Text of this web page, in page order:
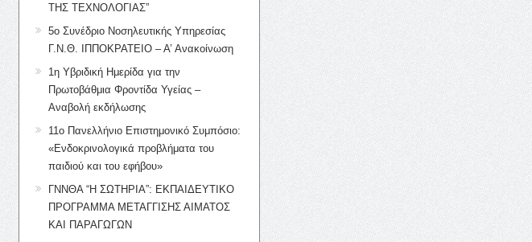
ΤΗΣ ΤΕΧΝΟΛΟΓΙΑΣ”
5ο Συνέδριο Νοσηλευτικής Υπηρεσίας
Γ.Ν.Θ. ΙΠΠΟΚΡΑΤΕΙΟ – Α’ Ανακοίνωση
1η Υβριδική Ημερίδα για την
Πρωτοβάθμια Φροντίδα Υγείας –
Αναβολή εκδήλωσης
11ο Πανελλήνιο Επιστημονικό Συμπόσιο:
«Ενδοκρινολογικά προβλήματα του
παιδιού και του εφήβου»
ΓΝΝΘΑ “Η ΣΩΤΗΡΙΑ”: ΕΚΠΑΙΔΕΥΤΙΚΟ
ΠΡΟΓΡΑΜΜΑ ΜΕΤΑΓΓΙΣΗΣ ΑΙΜΑΤΟΣ
ΚΑΙ ΠΑΡΑΓΩΓΩΝ